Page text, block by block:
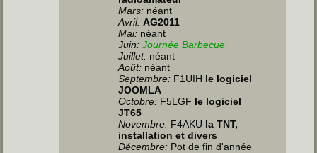
Mars: néant
Avril: AG2011
Mai: néant
Juin:Journée Barbecue
Juillet: néant
Août: néant
Septembre: F1UIH le logiciel
JOOMLA
Octobre: F5LGF le logiciel
JT65
Novembre: F4AKU la TNT,
installation et divers
Décembre: Pot de fin d'année